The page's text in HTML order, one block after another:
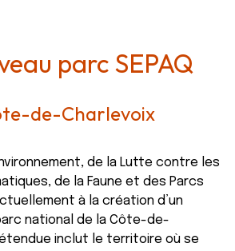
parc SEPAQ
de-Charlevoix
de la Lutte contre les
de la Faune et des Parcs
à la création d’un
national de la Côte-de-
inclut le territoire où se